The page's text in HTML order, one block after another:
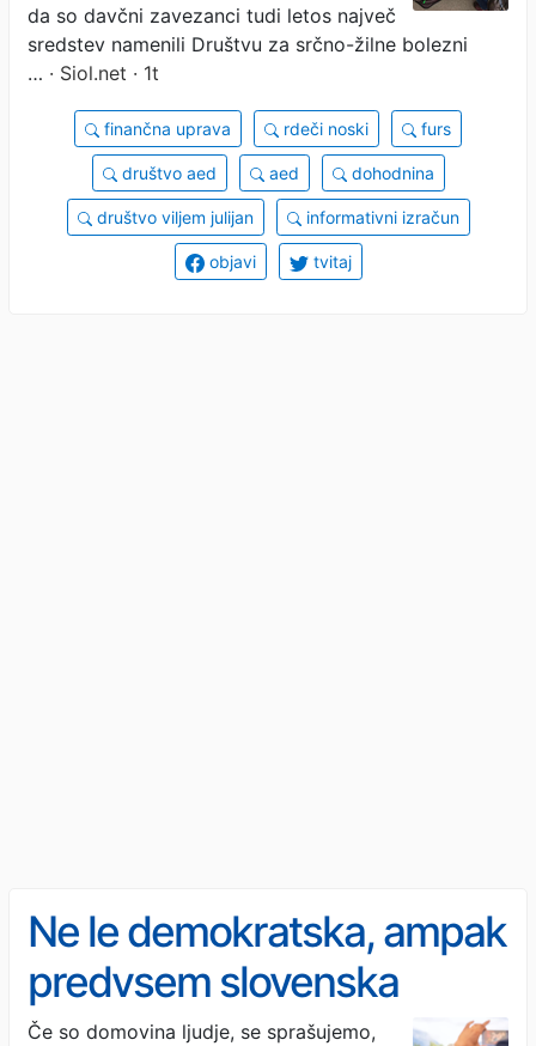
da so davčni zavezanci tudi letos največ
sredstev namenili Društvu za srčno-žilne bolezni
… · Siol.net · 1t
finančna uprava rdeči noski furs
društvo aed aed dohodnina
društvo viljem julijan informativni izračun
objavi tvitaj
Ne le demokratska, ampak
predvsem slovenska
Če so domovina ljudje, se sprašujemo,